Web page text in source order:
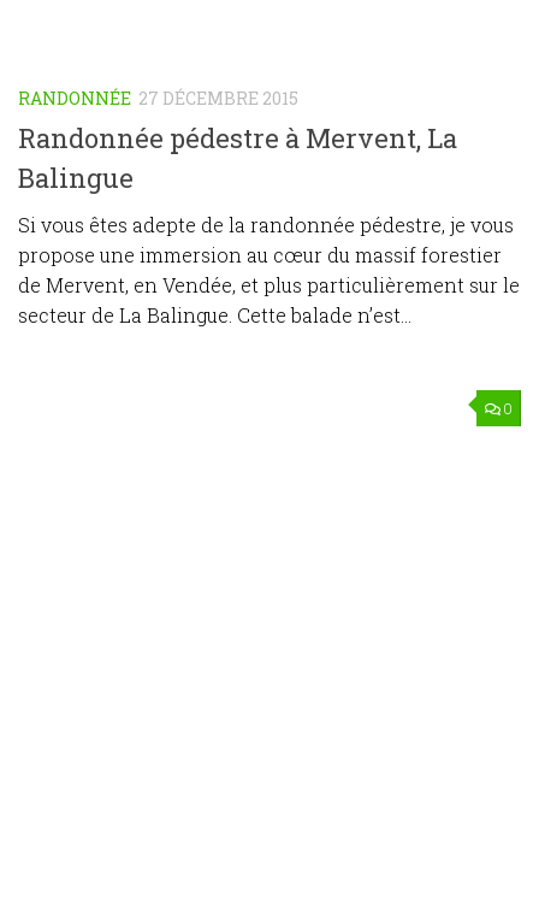
RANDONNÉE 27 DÉCEMBRE 2015
Randonnée pédestre à Mervent, La
Balingue
Si vous êtes adepte de la randonnée pédestre, je vous
propose une immersion au cœur du massif forestier
de Mervent, en Vendée, et plus particulièrement sur le
secteur de La Balingue. Cette balade n’est...
0